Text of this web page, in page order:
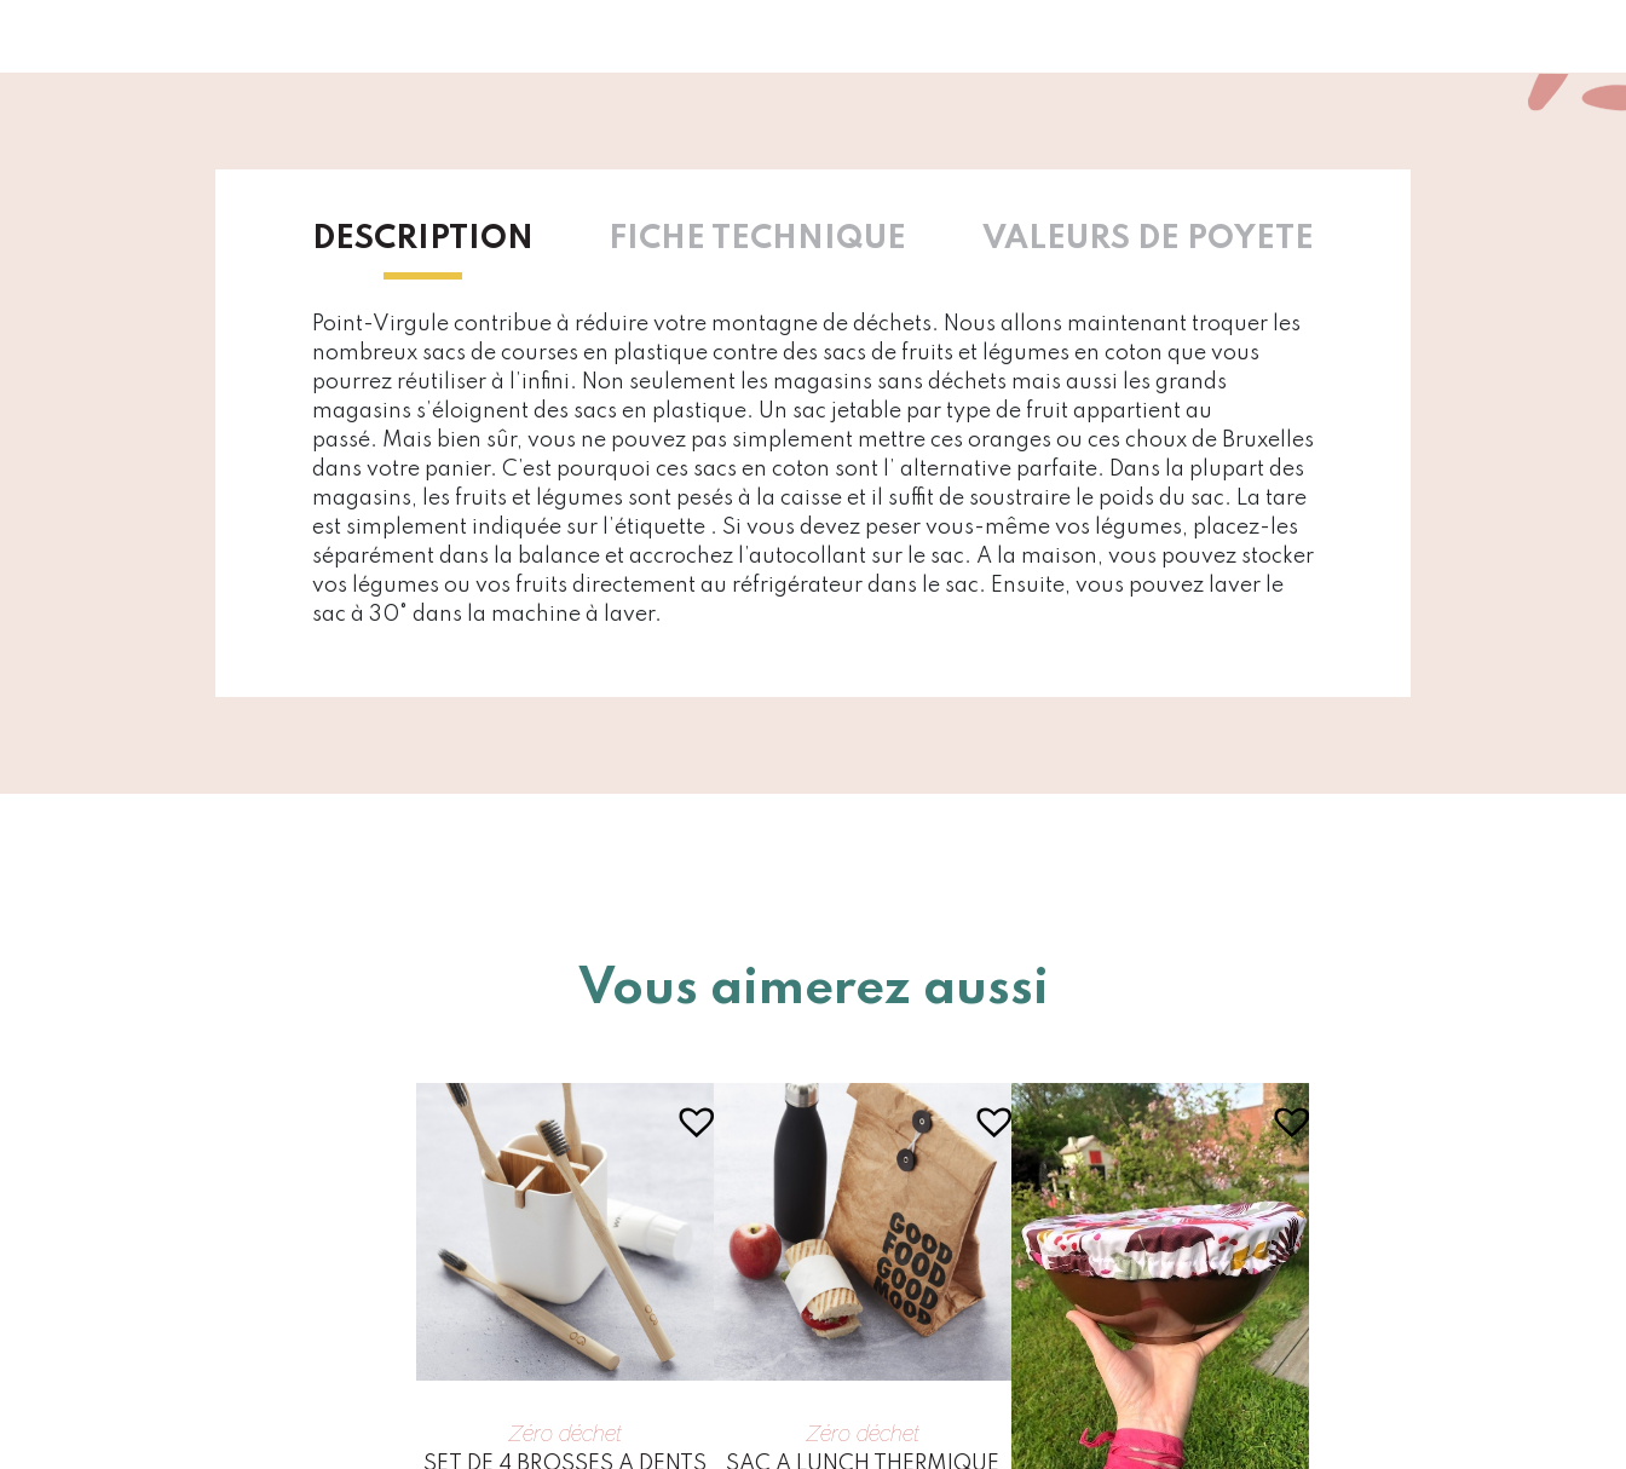
DESCRIPTION FICHE TECHNIQUE VALEURS DE POYETE
Point-Virgule contribue à réduire votre montagne de déchets. Nous allons maintenant troquer les
nombreux sacs de courses en plastique contre des sacs de fruits et légumes en coton que vous
pourrez réutiliser à l’infini. Non seulement les magasins sans déchets mais aussi les grands
magasins s’éloignent des sacs en plastique. Un sac jetable par type de fruit appartient au
passé. Mais bien sûr, vous ne pouvez pas simplement mettre ces oranges ou ces choux de Bruxelles
dans votre panier. C’est pourquoi ces sacs en coton sont l’ alternative parfaite. Dans la plupart des
magasins, les fruits et légumes sont pesés à la caisse et il suffit de soustraire le poids du sac. La tare
est simplement indiquée sur l’étiquette . Si vous devez peser vous-même vos légumes, placez-les
séparément dans la balance et accrochez l’autocollant sur le sac. A la maison, vous pouvez stocker
vos légumes ou vos fruits directement au réfrigérateur dans le sac. Ensuite, vous pouvez laver le
sac à 30° dans la machine à laver.
Vous aimerez aussi
Zéro déchet
SET DE 4 BROSSES A DENTS
Zéro déchet
SAC A LUNCH THERMIQUE